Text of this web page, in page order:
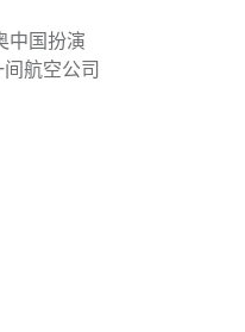
中国扮演
航空公司